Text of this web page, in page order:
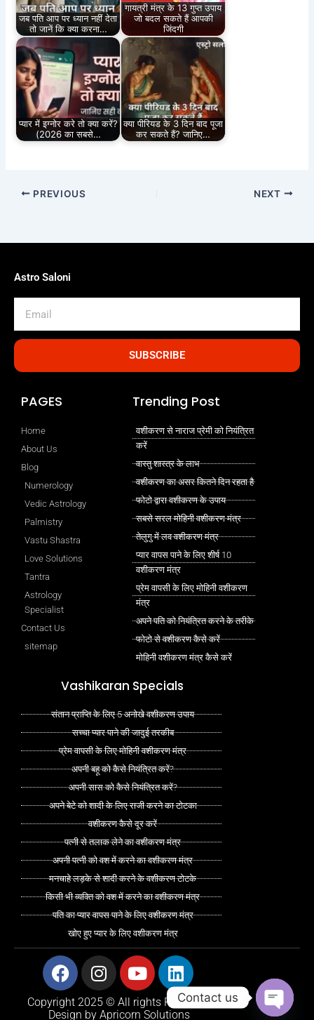
जब पति आप पर ध्यान नहीं देता
तो जानें कि क्या करना…
गायत्री मंत्र के 13 गुप्त उपाय
जो बदल सकते हैं आपकी
जिंदगी
प्यार में इग्नोर करे तो क्या करें?
(2026 का सबसे…
क्या पीरियड के 3 दिन बाद पूजा
कर सकते हैं? जानिए…
PREVIOUS NEXT
Astro Saloni
SUBSCRIBE
PAGES
Home
About Us
Blog
Numerology
Vedic Astrology
Palmistry
Vastu Shastra
Love Solutions
Tantra
Astrology
Specialist
Contact Us
sitemap
Trending Post
वशीकरण से नाराज प्रेमी को नियंत्रित
करें
वास्तु शास्त्र के लाभ
वशीकरण का असर कितने दिन रहता है
फोटो द्वारा वशीकरण के उपाय
सबसे सरल मोहिनी वशीकरण मंत्र
तेलुगु में लव वशीकरण मंत्र
प्यार वापस पाने के लिए शीर्ष 10
वशीकरण मंत्र
प्रेम वापसी के लिए मोहिनी वशीकरण
मंत्र
अपने पति को नियंत्रित करने के तरीके
फोटो से वशीकरण कैसे करें
मोहिनी वशीकरण मंत्र कैसे करें
Vashikaran Specials
संतान प्राप्ति के लिए 5 अनोखे वशीकरण उपाय
सच्चा प्यार पाने की जादुई तरकीब
प्रेम वापसी के लिए मोहिनी वशीकरण मंत्र
अपनी बहू को कैसे नियंत्रित करें?
अपनी सास को कैसे नियंत्रित करें?
अपने बेटे को शादी के लिए राजी करने का टोटका
वशीकरण कैसे दूर करें
पत्नी से तलाक लेने का वशीकरण मंत्र
अपनी पत्नी को वश में करने का वशीकरण मंत्र
मनचाहे लड़के से शादी करने के वशीकरण टोटके
किसी भी व्यक्ति को वश में करने का वशीकरण मंत्र
पति का प्यार वापस पाने के लिए वशीकरण मंत्र
खोए हुए प्यार के लिए वशीकरण मंत्र
Facebook
Instagram
YoutubeLinkedin
Copyright 2025 © All rights Reserved.
Design by Apricorn Solutions
Contact us